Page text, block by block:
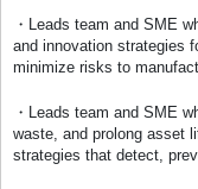
・Leads team and SME
and innovation strategies
minimize risks to
・Leads team and SME
waste, and prolong asset
strategies that detect,